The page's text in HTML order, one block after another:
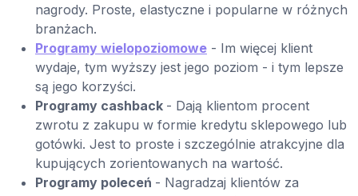
nagrody. Proste, elastyczne i popularne w różnych
branżach.
Programy wielopoziomowe - Im więcej klient
wydaje, tym wyższy jest jego poziom - i tym lepsze
są jego korzyści.
Programy cashback - Dają klientom procent
zwrotu z zakupu w formie kredytu sklepowego lub
gotówki. Jest to proste i szczególnie atrakcyjne dla
kupujących zorientowanych na wartość.
Programy poleceń - Nagradzaj klientów za